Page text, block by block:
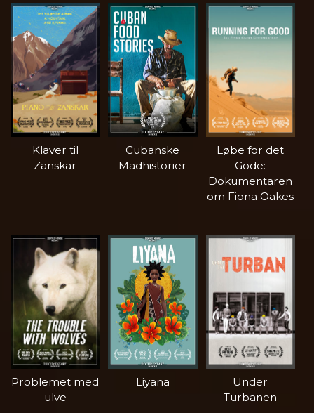
Klaver til
Zanskar
Cubanske
Madhistorier
Løbe for det
Gode:
Dokumentaren
om Fiona Oakes
Problemet med
ulve
Liyana
Under
Turbanen